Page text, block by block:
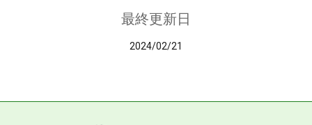
最終更新日
2024/02/21